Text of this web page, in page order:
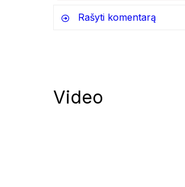
Rašyti komentarą
Video